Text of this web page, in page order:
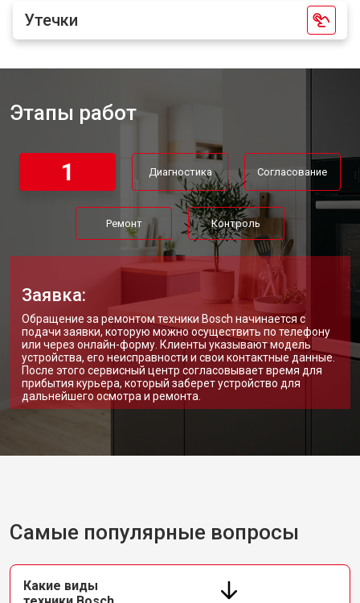
Утечки
Этапы работ
1 Диагностика Согласование
Ремонт Контроль
Заявка:
Обращение за ремонтом техники Bosch начинается с
подачи заявки, которую можно осуществить по телефону
или через онлайн-форму. Клиенты указывают модель
устройства, его неисправности и свои контактные данные.
После этого сервисный центр согласовывает время для
прибытия курьера, который заберет устройство для
дальнейшего осмотра и ремонта.
Самые популярные вопросы
Какие виды